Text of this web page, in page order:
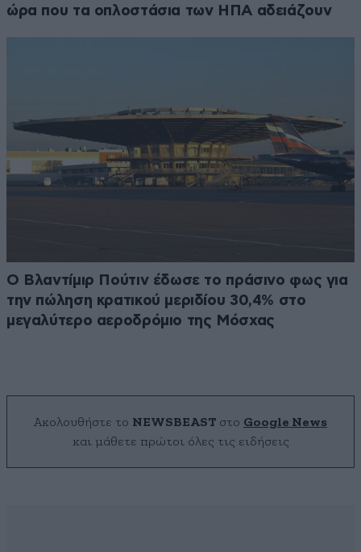
ώρα που τα οπλοστάσια των ΗΠΑ αδειάζουν
Ο Βλαντίμιρ Πούτιν έδωσε το πράσινο φως για
την πώληση κρατικού μεριδίου 30,4% στο
μεγαλύτερο αεροδρόμιο της Μόσχας
Ακολουθήστε το NEWSBEAST στο Google News
και μάθετε πρώτοι όλες τις ειδήσεις